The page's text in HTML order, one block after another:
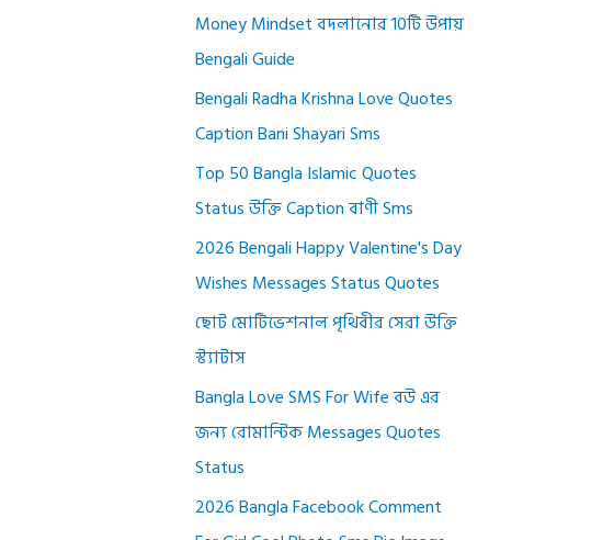
Money Mindset বদলানোর 10টি উপায়
Bengali Guide
Bengali Radha Krishna Love Quotes
Caption Bani Shayari Sms
Top 50 Bangla Islamic Quotes
Status উক্তি Caption বাণী Sms
2026 Bengali Happy Valentine's Day
Wishes Messages Status Quotes
ছোট মোটিভেশনাল পৃথিবীর সেরা উক্তি
স্ট্যাটাস
Bangla Love SMS For Wife বউ এর
জন্য রোমান্টিক Messages Quotes
Status
2026 Bangla Facebook Comment